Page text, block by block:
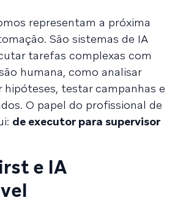
representam a próxima
São sistemas de IA
tarefas complexas com
humana, como analisar
testar campanhas e
O papel do profissional de
de executor para supervisor
e IA